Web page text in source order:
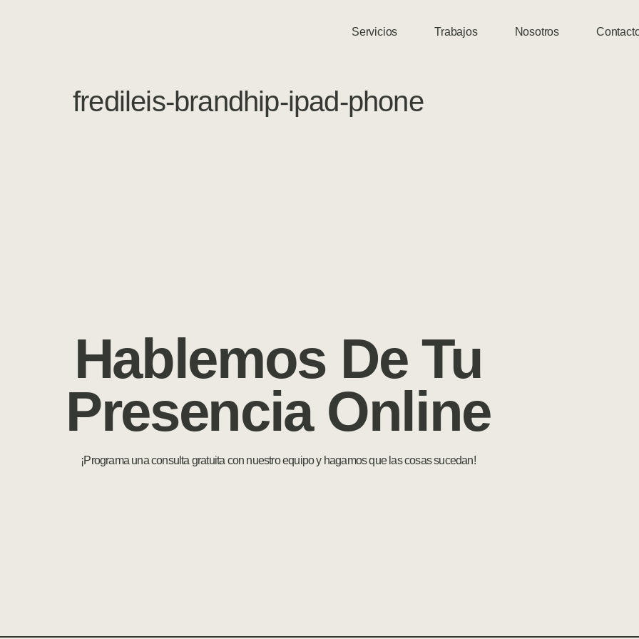
Servicios Trabajos Nosotros
fredileis-brandhip-ipad-phone
Hablemos De Tu
Presencia Online
¡Programa una consulta gratuita con nuestro equipo y hagamos que las cosas sucedan!